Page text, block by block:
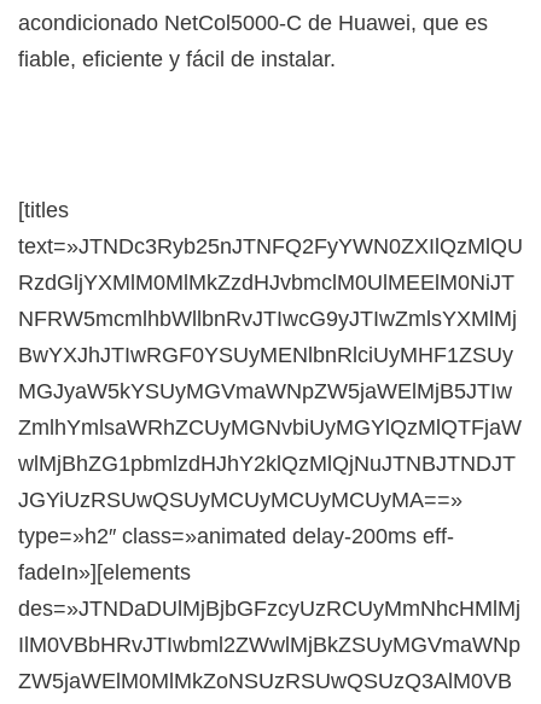
acondicionado NetCol5000-C de Huawei, que es
fiable, eficiente y fácil de instalar.
[titles
text=»JTNDc3Ryb25nJTNFQ2FyYWN0ZXIlQzMlQU
RzdGljYXMlM0MlMkZzdHJvbmclM0UlMEElM0NiJT
NFRW5mcmlhbWllbnRvJTIwcG9yJTIwZmlsYXMlMj
BwYXJhJTIwRGF0YSUyMENlbnRlciUyMHF1ZSUy
MGJyaW5kYSUyMGVmaWNpZW5jaWElMjB5JTIw
ZmlhYmlsaWRhZCUyMGNvbiUyMGYlQzMlQTFjaW
wlMjBhZG1pbmlzdHJhY2klQzMlQjNuJTNBJTNDJT
JGYiUzRSUwQSUyMCUyMCUyMCUyMA==»
type=»h2″ class=»animated delay-200ms eff-
fadeIn»][elements
des=»JTNDaDUlMjBjbGFzcyUzRCUyMmNhcHMlMj
IlM0VBbHRvJTIwbml2ZWwlMjBkZSUyMGVmaWNp
ZW5jaWElM0MlMkZoNSUzRSUwQSUzQ3AlM0VB